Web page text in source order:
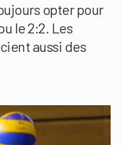
opter pour
le 2:2. Les
aussi des